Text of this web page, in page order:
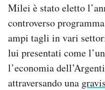
Milei è stato eletto
controverso
ampi tagli in vari
lui presentati come
l’economia
attraversando una